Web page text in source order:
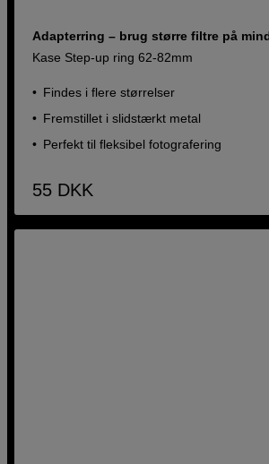
Adapterring – brug større filtre på
Kase Step-up ring 62-82mm
Findes i flere størrelser
Fremstillet i slidstærkt metal
Perfekt til fleksibel fotografering
55 DKK